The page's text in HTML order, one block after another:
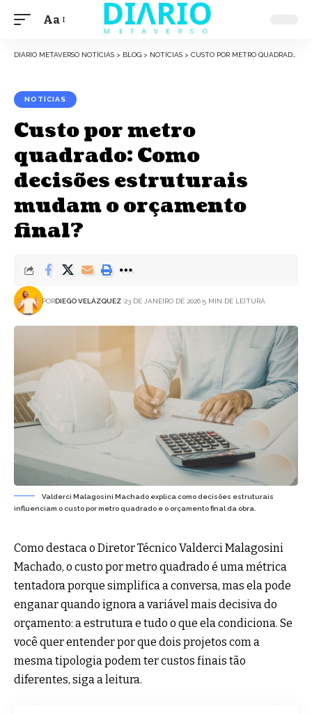
Font
Aa
DIÁRIO METAVERSO NOTÍCIAS > BLOG > NOTÍCIAS > CUSTO POR METRO QUADRADO: COMO DECISÕES ESTRUTURAIS MUDAM O ORÇAMENTO FINAL?
NOTÍCIAS
Custo por metro
quadrado: Como
decisões estruturais
mudam o orçamento
final?
PORDIEGO VELÁZQUEZ 23 DE JANEIRO DE 2026 5 MIN DE LEITURA
Valderci Malagosini Machado explica como decisões estruturais
influenciam o custo por metro quadrado e o orçamento final da obra.
Como destaca o Diretor Técnico Valderci Malagosini
Machado, o custo por metro quadrado é uma métrica
tentadora porque simplifica a conversa, mas ela pode
enganar quando ignora a variável mais decisiva do
orçamento: a estrutura e tudo o que ela condiciona. Se
você quer entender por que dois projetos com a
mesma tipologia podem ter custos finais tão
diferentes, siga a leitura.